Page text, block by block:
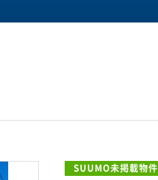
SUUMO未掲載物件